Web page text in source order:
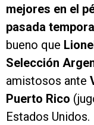
mejores en el
pasada
bueno que
Selección
amistosos ante
Puerto Rico
Estados Unidos.